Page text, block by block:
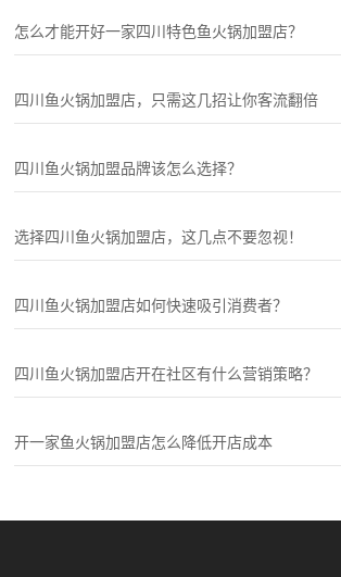
怎么才能开好一家四川特色鱼火锅加盟店？
四川鱼火锅加盟店，只需这几招让你客流翻倍
四川鱼火锅加盟品牌该怎么选择？
选择四川鱼火锅加盟店，这几点不要忽视！
四川鱼火锅加盟店如何快速吸引消费者？
四川鱼火锅加盟店开在社区有什么营销策略？
开一家鱼火锅加盟店怎么降低开店成本